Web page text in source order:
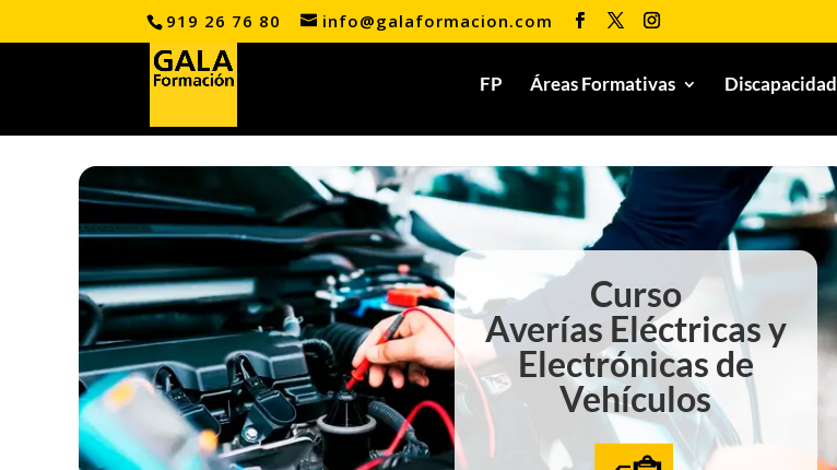
919 26 76 80 info@galaformacion.com
FP Áreas Formativas Discapacidad
Curso
Averías Eléctricas y
Electrónicas de
Vehículos